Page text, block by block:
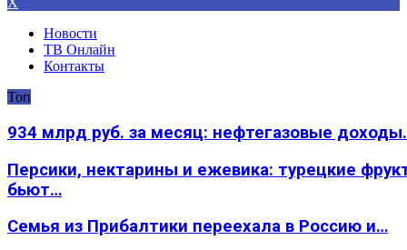
Новости
ТВ Онлайн
Контакты
Топ
934 млрд руб. за месяц: нефтегазовые
Персики, нектарины и ежевика: турецкие
бьют…
Семья из Прибалтики переехала в Россию и…